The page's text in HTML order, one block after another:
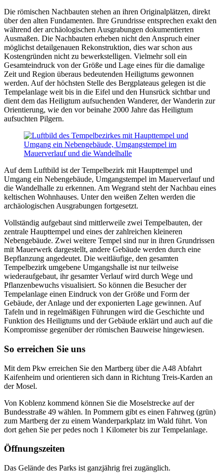
Die römischen Nachbauten stehen an ihren Originalplätzen, direkt
über den alten Fundamenten. Ihre Grundrisse entsprechen exakt den
während der archäologischen Ausgrabungen dokumentierten
Ausmaßen. Die Nachbauten erheben nicht den Anspruch einer
möglichst detailgenauen Rekonstruktion, dies war schon aus
Kostengründen nicht zu bewerkstelligen. Vielmehr soll ein
Gesamteindruck von der Größe und Lage eines für die damalige
Zeit und Region überaus bedeutenden Heiligtums gewonnen
werden. Auf der höchsten Stelle des Bergplateaus gelegen ist die
Tempelanlage weit bis in die Eifel und den Hunsrück sichtbar und
dient dem das Heiligtum aufsuchenden Wanderer, der Wanderin zur
Orientierung, wie den vor beinahe 2000 Jahre das Heiligtum
aufsuchten Pilgern.
Auf dem Luftbild ist der Tempelbezirk mit Haupttempel und
Umgang ein Nebengebäude, Umgangstempel im Mauerverlauf und
die Wandelhalle zu erkennen. Am Wegrand steht der Nachbau eines
keltischen Wohnhauses. Unter den weißen Zelten werden die
archäologischen Ausgrabungen fortgesetzt.
Vollständig aufgebaut sind mittlerweile zwei Tempelbauten, der
zentrale Haupttempel und eines der zahlreichen kleineren
Nebengebäude. Zwei weitere Tempel sind nur in ihren Grundrissen
mit Mauerwerk dargestellt, andere Gebäude werden durch eine
Bepflanzung angedeutet. Die weitläufige, den gesamten
Tempelbezirk umgebene Umgangshalle ist nur teilweise
wiederaufgebaut, ihr gesamter Verlauf wird durch Wege und
Pflanzenbewuchs visualisiert. So können die Besucher der
Tempelanlage einen Eindruck von der Größe und Form der
Gebäude, der Anlage und der exponierten Lage gewinnen. Auf
Tafeln und in regelmäßigen Führungen wird die Geschichte und
Funktion des Heiligtums und der Gebäude erklärt und auch auf die
Kompromisse gegenüber der römischen Bauweise hingewiesen.
So erreichen Sie uns
Mit dem Pkw erreichen Sie den Martberg über die A48 Abfahrt
Kaifenheim und orientieren sich dann in Richtung Treis-Karden an
der Mosel.
Von Koblenz kommend können Sie die Moselstrecke auf der
Bundesstraße 49 wählen. In Pommern gibt es einen Fahrweg (grün)
zum Martberg der zu einem Wanderparkplatz im Wald führt. Von
dort gehen Sie per pedes noch 1 Kilometer bis zur Tempelanlage.
Öffnungszeiten
Das Gelände des Parks ist ganzjährig frei zugänglich.